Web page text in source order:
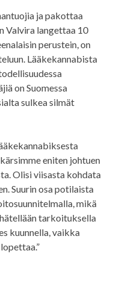
ja pakottaa
Valvira langettaa 10
perustein, on
Lääkekannabista
on Suomessa
sulkea silmät
eniten johtuen
Olisi viisasta kohdata
Suurin osa potilaista
mikä
tarkoituksella
kuunnella, vaikka